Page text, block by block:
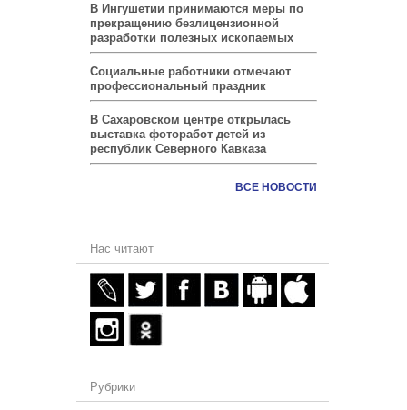
В Ингушетии принимаются меры по
прекращению безлицензионной
разработки полезных ископаемых
Социальные работники отмечают
профессиональный праздник
В Сахаровском центре открылась
выставка фоторабот детей из
республик Северного Кавказа
ВСЕ НОВОСТИ
Нас читают
Рубрики